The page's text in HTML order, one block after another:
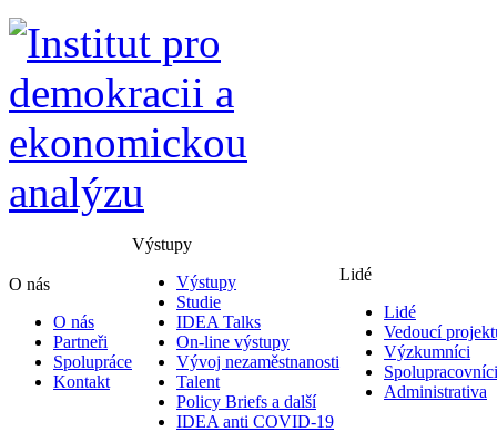
O nás
O nás
Partneři
Spolupráce
Kontakt
Výstupy
Výstupy
Studie
IDEA Talks
On-line výstupy
Vývoj nezaměstnanosti
Talent
Policy Briefs a další
IDEA anti COVID-19
Lidé
Lidé
Vedoucí
Výzkumníci
Spolupracovníci
Administrativa